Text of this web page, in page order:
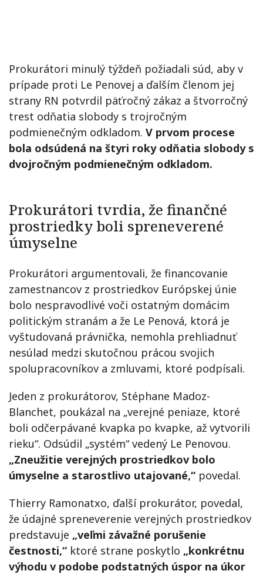
Prokurátori minulý týždeň požiadali súd, aby v
prípade proti Le Penovej a ďalším členom jej
strany RN potvrdil päťročný zákaz a štvorročný
trest odňatia slobody s trojročným
podmienečným odkladom. V prvom procese
bola odsúdená na štyri roky odňatia slobody s
dvojročným podmienečným odkladom.
Prokurátori tvrdia, že finančné
prostriedky boli spreneverené
úmyselne
Prokurátori argumentovali, že financovanie
zamestnancov z prostriedkov Európskej únie
bolo nespravodlivé voči ostatným domácim
politickým stranám a že Le Penová, ktorá je
vyštudovaná právnička, nemohla prehliadnuť
nesúlad medzi skutočnou prácou svojich
spolupracovníkov a zmluvami, ktoré podpísali.
Jeden z prokurátorov, Stéphane Madoz-
Blanchet, poukázal na „verejné peniaze, ktoré
boli odčerpávané kvapka po kvapke, až vytvorili
rieku“. Odsúdil „systém“ vedený Le Penovou.
„Zneužitie verejných prostriedkov bolo
úmyselne a starostlivo utajované,“ povedal.
Thierry Ramonatxo, ďalší prokurátor, povedal,
že údajné spreneverenie verejných prostriedkov
predstavuje „veľmi závažné porušenie
čestnosti,“ ktoré strane poskytlo „konkrétnu
výhodu v podobe podstatných úspor na úkor